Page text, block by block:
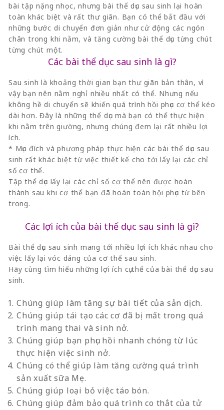
bài tập nặng nhọc, nhưng bài thể dục sau sinh lại hoàn
toàn khác biệt và rất thư giãn. Bạn có thể bắt đầu với
những bước di chuyển đơn giản như cử động các ngón
chân trong khi nằm, và tăng cường bài thể dục từng chút
từng chút một.
Các bài thể dục sau sinh là gì?
Sau sinh là khoảng thời gian bạn thư giãn bản thân, vì
vậy bạn nên nằm nghỉ nhiều nhất có thể. Nhưng nếu
không hề di chuyển sẽ khiến quá trình hồi phục cơ thể kéo
dài hơn. Đây là những thể dục mà bạn có thể thực hiện
khi nằm trên giường, nhưng chúng đem lại rất nhiều lợi
ích.
* Mục đích và phương pháp thực hiện các bài thể dục sau
sinh rất khác biệt từ việc thiết kế cho tới lấy lại các chỉ
số cơ thể.
Tập thể dục lấy lại các chỉ số cơ thể nên được hoàn
thành sau khi cơ thể bạn đã hoàn toàn hội phục từ bên
trong.
Các lợi ích của bài thể dục sau sinh là gì?
Bài thể dục sau sinh mang tới nhiều lợi ích khác nhau cho
việc lấy lại vóc dáng của cơ thể sau sinh.
Hãy cùng tìm hiểu những lợi ích cụ thể của bài thể dục sau
sinh.
Chúng giúp làm tăng sự bài tiết của sản dịch.
Chúng giúp tái tạo các cơ đã bị mất trong quá
trình mang thai và sinh nở.
Chúng giúp bạn phục hồi nhanh chóng từ lúc
thực hiện việc sinh nở.
Chúng có thể giúp làm tăng cường quá trình
sản xuất sữa Mẹ.
Chúng giúp loại bỏ việc táo bón.
Chúng giúp đảm bảo quá trình co thắt của tử